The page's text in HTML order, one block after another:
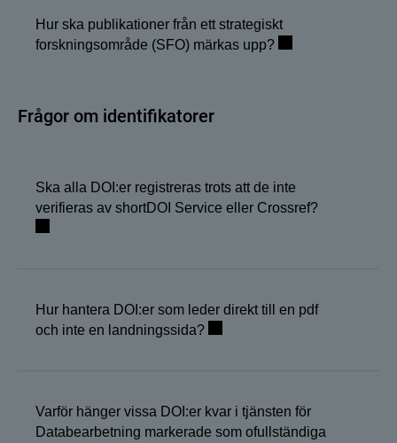
Hur ska publikationer från ett strategiskt
forskningsområde (SFO) märkas upp?
Frågor om identifikatorer
Ska alla DOI:er registreras trots att de inte
verifieras av shortDOI Service eller Crossref?
Hur hantera DOI:er som leder direkt till en pdf
och inte en landningssida?
Varför hänger vissa DOI:er kvar i tjänsten för
Databearbetning markerade som ofullständiga